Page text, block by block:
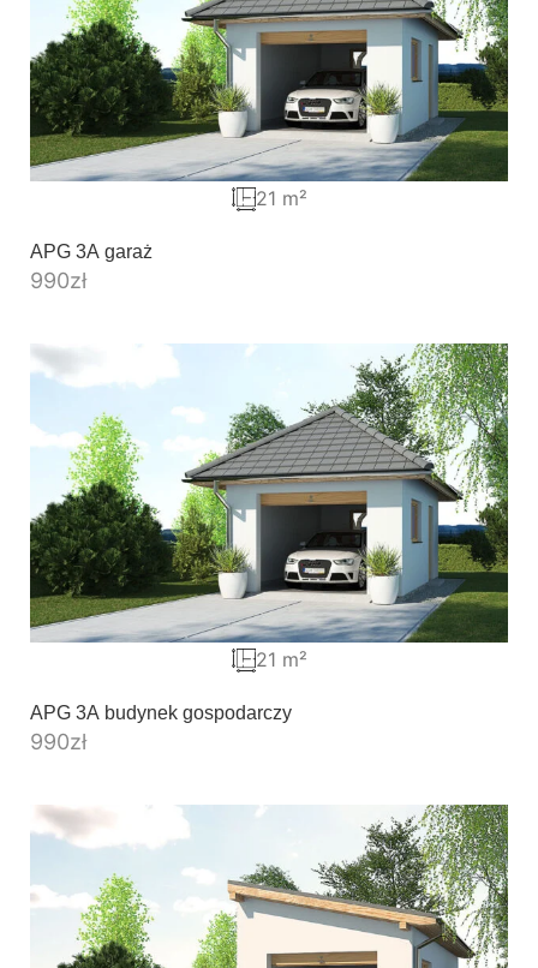
APG 3A garaż
990zł
21 m²
APG 3A budynek gospodarczy
990zł
21 m²